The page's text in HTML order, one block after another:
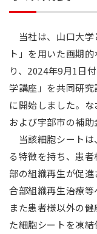
当社は、山口大学
ト」を用いた画期
り、2024年9月1日
学講座」を共同研
に開始しました。
および宇部市の補助
当該細胞シートは
る特徴を持ち、患
部の組織再生が促
合部組織再生治療等
また患者様以外の
た細胞シートを凍